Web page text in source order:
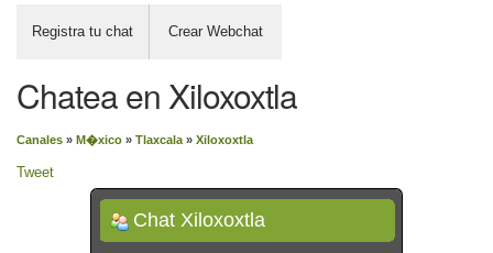
Registra tu chat Crear Webchat
Chatea en Xiloxoxtla
Canales » M�xico » Tlaxcala » Xiloxoxtla
Tweet
Chat Xiloxoxtla